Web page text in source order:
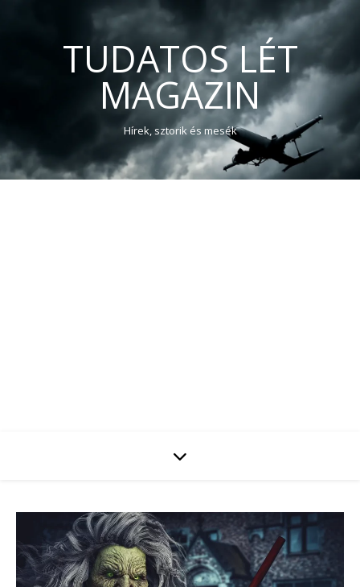
TUDATOS LÉT
MAGAZIN
Hírek, sztorik és mesék